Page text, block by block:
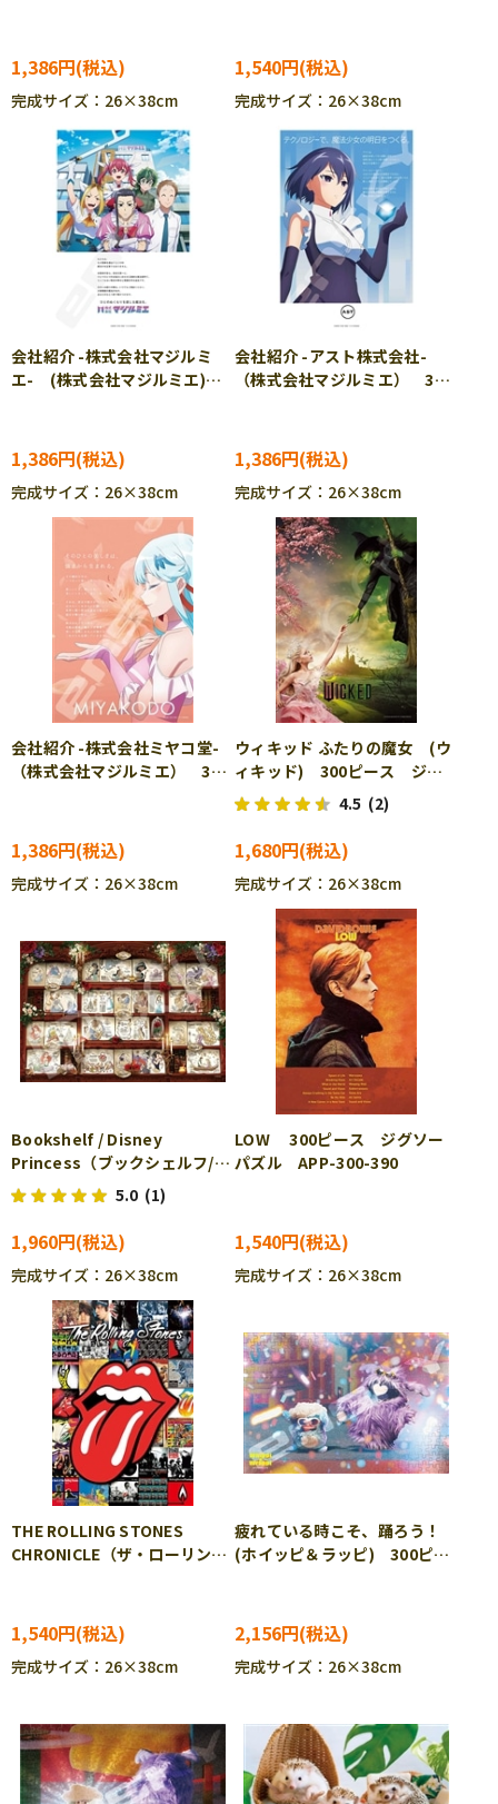
1,386円
完成サイズ：26×38cm
1,540円
完成サイズ：26×38cm
会社紹介 -株式会社マジルミ
エ- (株式会社マジルミエ)
1,386円
完成サイズ：26×38cm
会社紹介 -アスト株式会社-
（株式会社マジルミエ） 300
1,386円
完成サイズ：26×38cm
会社紹介 -株式会社ミヤコ堂-
（株式会社マジルミエ） 300
1,386円
完成サイズ：26×38cm
ウィキッド ふたりの魔女 (ウ
ィキッド) 300ピース ジグ
ソーパズル EPO-28-202s
4.5 (2)
1,680円
完成サイズ：26×38cm
Bookshelf / Disney
Princess（ブックシェルフ/デ
ィズニープリンセス） (プリ
ンセス) 300ピース ジグソ
ーパズル EPO-73-405s
5.0 (1)
1,960円
完成サイズ：26×38cm
LOW 300ピース ジグソー
パズル APP-300-390
1,540円
完成サイズ：26×38cm
THE ROLLING STONES
CHRONICLE（ザ・ローリン
ル APP-300-391
1,540円
完成サイズ：26×38cm
疲れている時こそ、踊ろう！
(ホイッピ＆ラッピ) 300ピー
2,156円
完成サイズ：26×38cm